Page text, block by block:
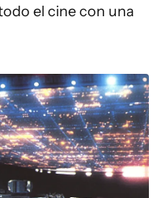
el cine con una